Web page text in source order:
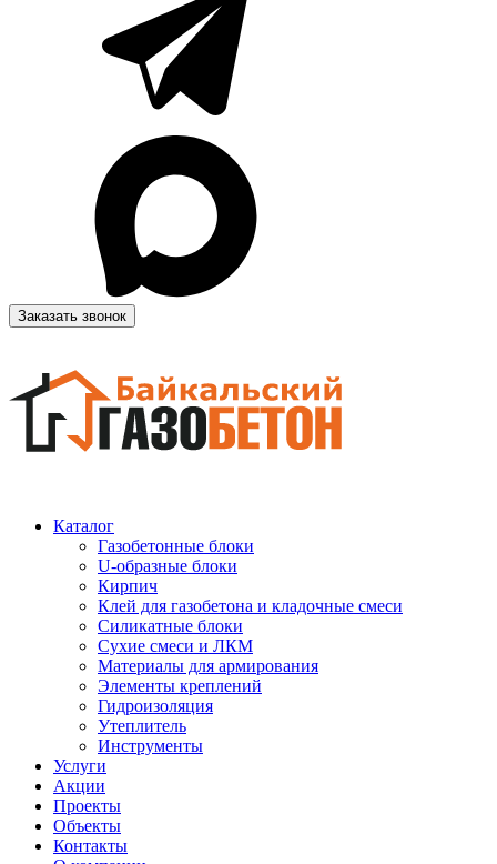
Заказать звонок
Каталог
Газобетонные блоки
U-образные блоки
Кирпич
Клей для газобетона и кладочные смеси
Силикатные блоки
Сухие смеси и ЛКМ
Материалы для армирования
Элементы креплений
Гидроизоляция
Утеплитель
Инструменты
Услуги
Акции
Проекты
Объекты
Контакты